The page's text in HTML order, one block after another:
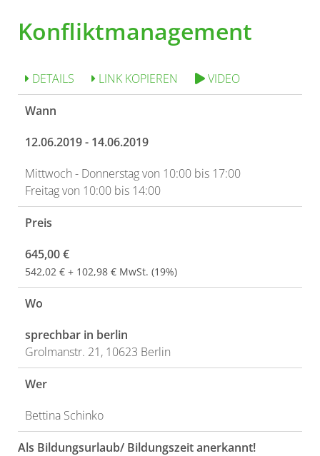
Konfliktmanagement
DETAILS LINK KOPIEREN VIDEO
Wann
12.06.2019 - 14.06.2019
Mittwoch - Donnerstag von 10:00 bis 17:00
Freitag von 10:00 bis 14:00
Preis
645,00 €
542,02 € + 102,98 € MwSt. (19%)
Wo
sprechbar in berlin
Grolmanstr. 21, 10623 Berlin
Wer
Bettina Schinko
Als Bildungsurlaub/ Bildungszeit anerkannt!